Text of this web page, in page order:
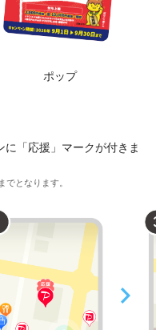
ポップ
「応援」マークが付きま
となります。